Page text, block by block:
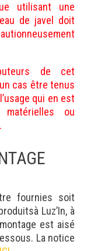
utilisant une
de javel doit
de cet
cas être tenus
qui en est
ou
fournies soit
Luz’In, à
est aisé
La notice